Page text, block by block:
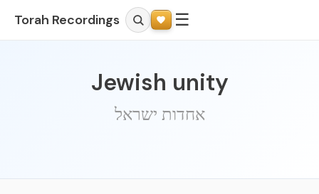
Torah Recordings ☰
Jewish unity
אחדות ישראל